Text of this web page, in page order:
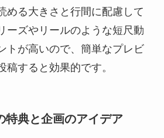
める大きさと行間に配慮して
ーズやリールのような短尺動
トが高いので、簡単なプレビ
稿すると効果的です。
特典と企画のアイデア